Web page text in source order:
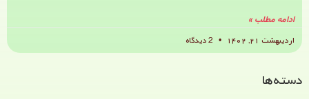
ادامه مطلب »
اردیبهشت ۲۱, ۱۴۰۲
دسته‌ها